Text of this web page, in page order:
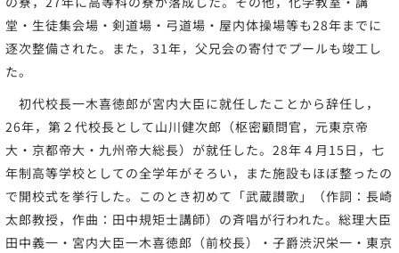
堂・生徒集会場・剣道場・弓道場・屋内体操場等も28年までに
逐次整備された。また，31年，父兄会の寄付でプールも竣工し
た。
初代校長一木喜徳郎が宮内大臣に就任したことから辞任し，
26年，第２代校長として山川健次郎（枢密顧問官，元東京帝
大・京都帝大・九州帝大総長）が就任した。28年４月15日，七
年制高等学校としての全学年がそろい，また施設もほぼ整ったの
で開校式を挙行した。このとき初めて「武蔵讃歌」（作詞：長崎
太郎教授，作曲：田中規矩士講師）の斉唱が行われた。総理大臣
田中義一・宮内大臣一木喜徳郎（前校長）・子爵渋沢栄一・東京